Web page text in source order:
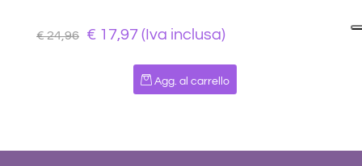
€ 24,96 € 17,97 (Iva inclusa)
Quantità
Agg. al carrello